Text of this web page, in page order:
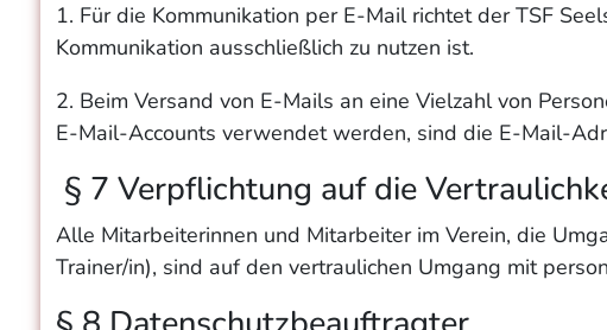
1. Für die Kommunikation per E-Mail richtet der TSF
Kommunikation ausschließlich zu nutzen ist.
2. Beim Versand von E-Mails an eine Vielzahl von
E-Mail-Accounts verwendet werden, sind die E-Mail-
§ 7 Verpflichtung auf die
Alle Mitarbeiterinnen und Mitarbeiter im Verein, die
Trainer/in), sind auf den vertraulichen Umgang mit